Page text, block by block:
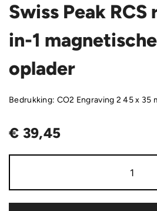
Swiss Peak RCS
in-1
oplader
Bedrukking: CO2 Engraving 2 45 x 35
€ 39,45
Peak
15W